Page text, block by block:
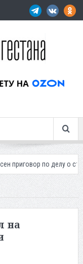
делу о строительстве
на